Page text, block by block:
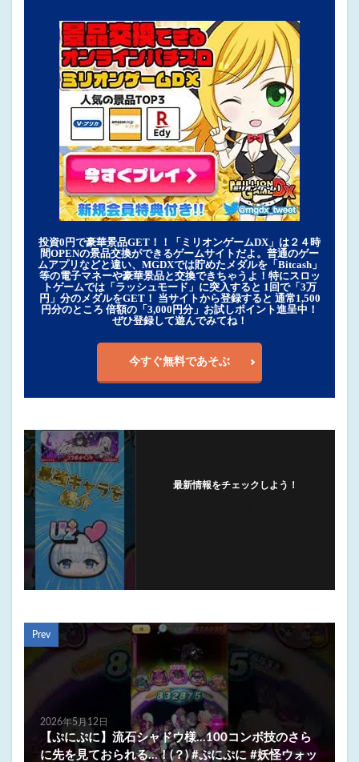
投資0円で豪華景品GET！！「ミリオンゲームDX」は２４時
間OPENの景品交換ができるゲームサイトだよ。普通のゲー
ムアプリなどと違い、MGDXでは貯めたメダルを「Bitcash」
等の電子マネーや豪華景品と交換できちゃうよ！特にスロッ
トゲームでは「ラッシュモード」に突入すると 1回で「3万
円」分のメダルをGET！ 当サイトから登録すると 通常1,500
円分のところ 倍額の「3,000円分」お試しポイント進呈中！
ぜひ登録して遊んでみてね！
今すぐ無料であそぶ
最新情報をチェックしよう！
Prev
2026年5月12日
【ぷにぷに】流石シャドウ様…100コンボ技のさら
に先を見ておられる…！(？) #ぷにぷに #妖怪ウォッ